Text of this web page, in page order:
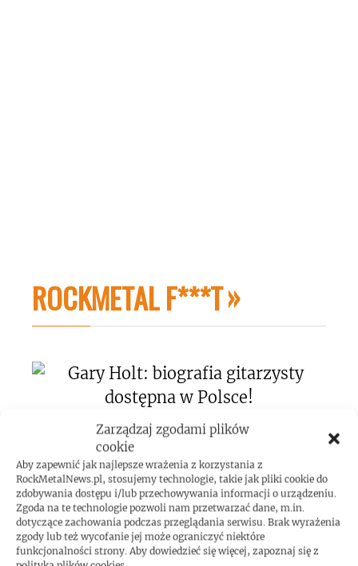
Zarządzaj zgodami plików
cookie
Aby zapewnić jak najlepsze wrażenia z korzystania z
RockMetalNews.pl, stosujemy technologie, takie jak pliki cookie do
zdobywania dostępu i/lub przechowywania informacji o urządzeniu.
Zgoda na te technologie pozwoli nam przetwarzać dane, m.in.
dotyczące zachowania podczas przeglądania serwisu. Brak wyrażenia
zgody lub też wycofanie jej może ograniczyć niektóre
funkcjonalności strony. Aby dowiedzieć się więcej, zapoznaj się z
ROCKMETAL F***T
Gary Holt: biografia gitarzysty dostępna w
Polsce!